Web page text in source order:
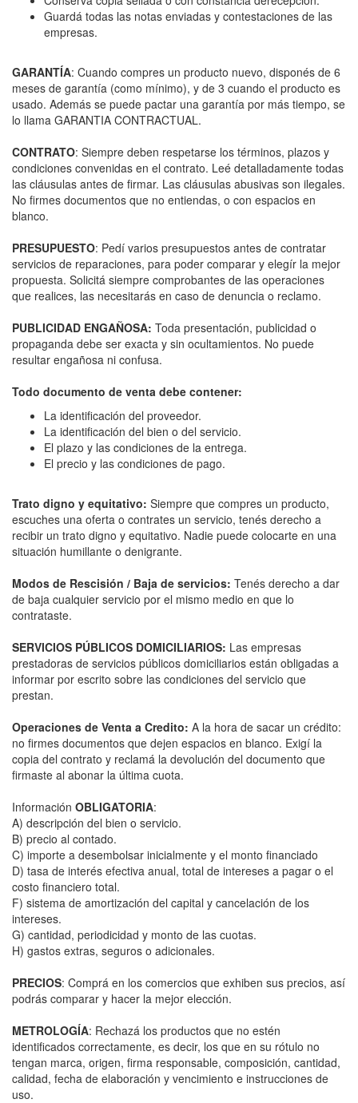
Guardá todas las notas enviadas y contestaciones de las
empresas.
GARANTÍA: Cuando compres un producto nuevo, disponés de 6
meses de garantía (como mínimo), y de 3 cuando el producto es
usado. Además se puede pactar una garantía por más tiempo, se
lo llama GARANTIA CONTRACTUAL.
CONTRATO: Siempre deben respetarse los términos, plazos y
condiciones convenidas en el contrato. Leé detalladamente todas
las cláusulas antes de firmar. Las cláusulas abusivas son ilegales.
No firmes documentos que no entiendas, o con espacios en
blanco.
PRESUPUESTO: Pedí varios presupuestos antes de contratar
servicios de reparaciones, para poder comparar y elegír la mejor
propuesta. Solicitá siempre comprobantes de las operaciones
que realices, las necesitarás en caso de denuncia o reclamo.
PUBLICIDAD ENGAÑOSA: Toda presentación, publicidad o
propaganda debe ser exacta y sin ocultamientos. No puede
resultar engañosa ni confusa.
Todo documento de venta debe contener:
La identificación del proveedor.
La identificación del bien o del servicio.
El plazo y las condiciones de la entrega.
El precio y las condiciones de pago.
Trato digno y equitativo: Siempre que compres un producto,
escuches una oferta o contrates un servicio, tenés derecho a
recibir un trato digno y equitativo. Nadie puede colocarte en una
situación humillante o denigrante.
Modos de Rescisión / Baja de servicios: Tenés derecho a dar
de baja cualquier servicio por el mismo medio en que lo
contrataste.
SERVICIOS PÚBLICOS DOMICILIARIOS: Las empresas
prestadoras de servicios públicos domiciliarios están obligadas a
informar por escrito sobre las condiciones del servicio que
prestan.
Operaciones de Venta a Credito: A la hora de sacar un crédito:
no firmes documentos que dejen espacios en blanco. Exigí la
copia del contrato y reclamá la devolución del documento que
firmaste al abonar la última cuota.
Información OBLIGATORIA:
A) descripción del bien o servicio.
B) precio al contado.
C) importe a desembolsar inicialmente y el monto financiado
D) tasa de interés efectiva anual, total de intereses a pagar o el
costo financiero total.
F) sistema de amortización del capital y cancelación de los
intereses.
G) cantidad, periodicidad y monto de las cuotas.
H) gastos extras, seguros o adicionales.
PRECIOS: Comprá en los comercios que exhiben sus precios, así
podrás comparar y hacer la mejor elección.
METROLOGÍA: Rechazá los productos que no estén
identificados correctamente, es decir, los que en su rótulo no
tengan marca, origen, firma responsable, composición, cantidad,
calidad, fecha de elaboración y vencimiento e instrucciones de
uso.